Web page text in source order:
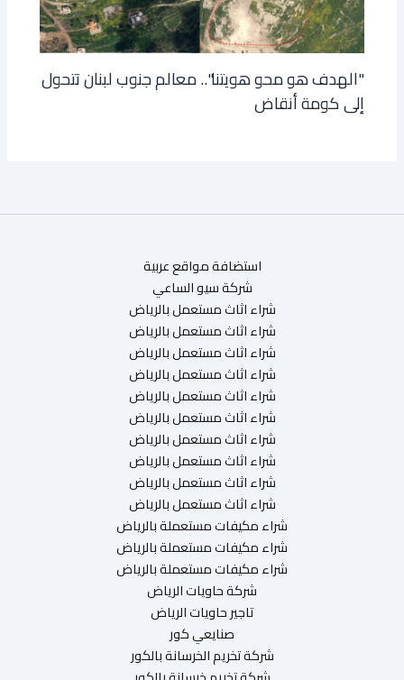
"الهدف هو محو هويتنا".. معالم جنوب لبنان تتحول
إلى كومة أنقاض
استضافة مواقع عربية
شركة سيو الساعي
شراء اثاث مستعمل بالرياض
شراء اثاث مستعمل بالرياض
شراء اثاث مستعمل بالرياض
شراء اثاث مستعمل بالرياض
شراء اثاث مستعمل بالرياض
شراء اثاث مستعمل بالرياض
شراء اثاث مستعمل بالرياض
شراء اثاث مستعمل بالرياض
شراء اثاث مستعمل بالرياض
شراء اثاث مستعمل بالرياض
شراء مكيفات مستعملة بالرياض
شراء مكيفات مستعملة بالرياض
شراء مكيفات مستعملة بالرياض
شركة حاويات الرياض
تاجير حاويات الرياض
صنايعي كور
شركة تخريم الخرسانة بالكور